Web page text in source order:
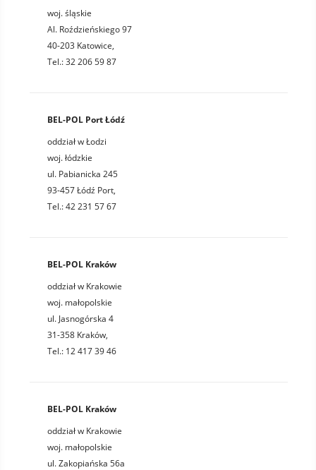
woj. śląskie
Al. Roździeńskiego 97
40-203 Katowice,
Tel.: 32 206 59 87
BEL-POL Port Łódź
oddział w Łodzi
woj. łódzkie
ul. Pabianicka 245
93-457 Łódź Port,
Tel.: 42 231 57 67
BEL-POL Kraków
oddział w Krakowie
woj. małopolskie
ul. Jasnogórska 4
31-358 Kraków,
Tel.: 12 417 39 46
BEL-POL Kraków
oddział w Krakowie
woj. małopolskie
ul. Zakopiańska 56a